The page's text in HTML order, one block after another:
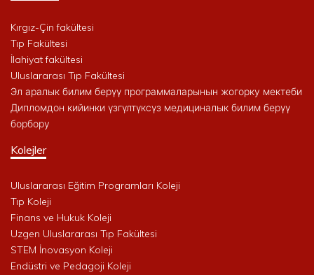
Kırgız-Çin fakültesi
Tıp Fakültesi
İlahiyat fakültesi
Uluslararası Tıp Fakültesi
Эл аралык билим берүү программаларынын жогорку мектеби
Дипломдон кийинки үзгүлтүксүз медициналык билим берүү
борбору
Kolejler
Uluslararası Eğitim Programları Koleji
Tıp Koleji
Finans ve Hukuk Koleji
Uzgen Uluslararası Tıp Fakültesi
STEM İnovasyon Koleji
Endüstri ve Pedagoji Koleji